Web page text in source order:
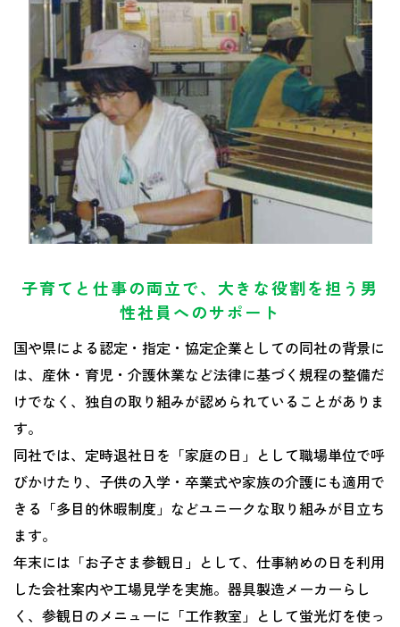
子育てと仕事の両立で、大きな役割を担う男
性社員へのサポート
国や県による認定・指定・協定企業としての同社の背景に
は、産休・育児・介護休業など法律に基づく規程の整備だ
けでなく、独自の取り組みが認められていることがありま
す。
同社では、定時退社日を「家庭の日」として職場単位で呼
びかけたり、子供の入学・卒業式や家族の介護にも適用で
きる「多目的休暇制度」などユニークな取り組みが目立ち
ます。
年末には「お子さま参観日」として、仕事納めの日を利用
した会社案内や工場見学を実施。器具製造メーカーらし
く、参観日のメニューに「工作教室」として蛍光灯を使っ